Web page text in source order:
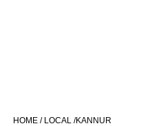
HOME / LOCAL /KANNUR